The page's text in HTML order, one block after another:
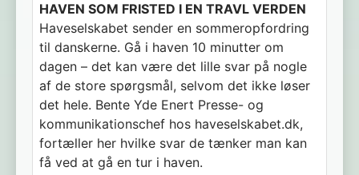
HAVEN SOM FRISTED I EN TRAVL VERDEN
Haveselskabet sender en sommeropfordring
til danskerne. Gå i haven 10 minutter om
dagen – det kan være det lille svar på nogle
af de store spørgsmål, selvom det ikke løser
det hele. Bente Yde Enert Presse- og
kommunikationschef hos haveselskabet.dk,
fortæller her hvilke svar de tænker man kan
få ved at gå en tur i haven.